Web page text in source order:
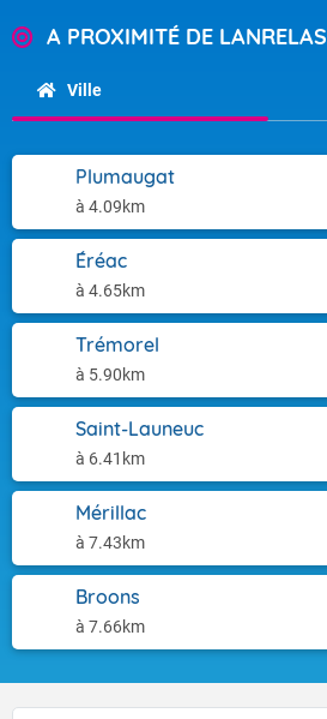
A PROXIMITÉ DE LANRELAS
Ville
Plumaugat
à 4.09km
Éréac
à 4.65km
Trémorel
à 5.90km
Saint-Launeuc
à 6.41km
Mérillac
à 7.43km
Broons
à 7.66km